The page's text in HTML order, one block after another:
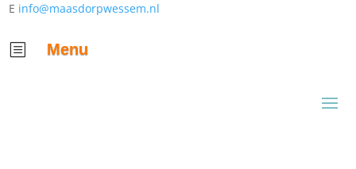
E info@maasdorpwessem.nl
b Menu